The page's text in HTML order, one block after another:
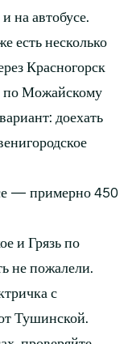
на автобусе.
есть несколько
Красногорск
по Можайскому
доехать
— примерно 450
и Грязь по
не пожалели.
с
Тушинской.